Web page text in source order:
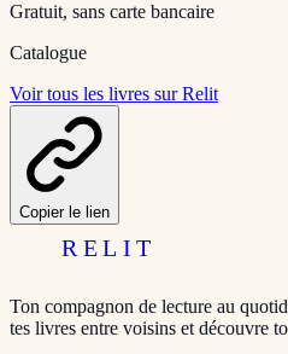
Gratuit, sans carte bancaire
Catalogue
Voir tous les livres sur Relit
Copier le lien
RELIT
Ton compagnon de lecture au
tes livres entre voisins et découvre